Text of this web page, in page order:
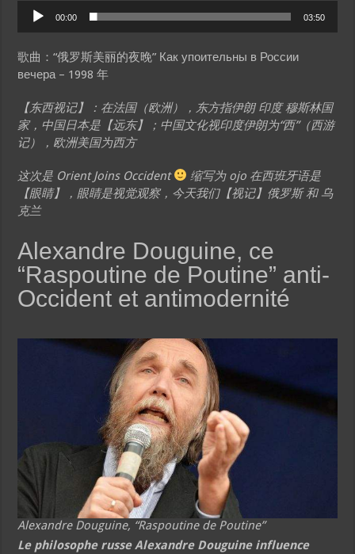
Audio
Player
00:00 03:50
歌曲：“俄罗斯美丽的夜晚” Как упоительны в России
вечера – 1998 年
【东西视记】：在法国（欧洲），东方指伊朗 印度 穆斯林国
家，中国日本是【远东】；中国文化视印度伊朗为“西”（西游
记），欧洲美国为西方
这次是 Orient Joins Occident
缩写为 ojo 在西班牙语是
【眼睛】，眼睛是视觉观察，今天我们【视记】俄罗斯 和 乌
克兰
Alexandre Douguine, ce
“Raspoutine de Poutine” anti-
Occident et antimodernité
Alexandre Douguine, “Raspoutine de Poutine”
Le philosophe russe Alexandre Douguine influence